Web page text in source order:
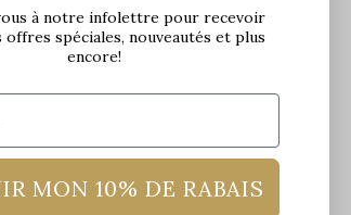
Lundi: 9h - 17h
Mardi: 9h - 17h
Mercredi: 9h - 18h
Jeudi: 9h - 21h
Samedi: 9h à 17h
à notre infolettre pour recevoir
spéciales, nouveautés et plus
encore!
MON 10% DE RABAIS